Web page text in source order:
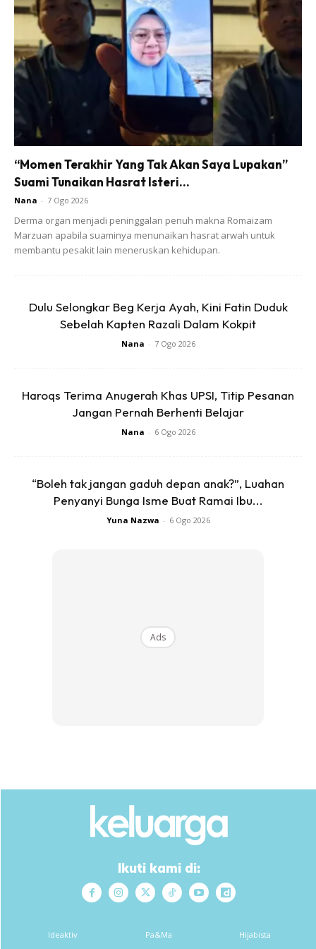
Ads
“Momen Terakhir Yang Tak Akan Saya Lupakan”
Suami Tunaikan Hasrat Isteri...
Nana - 7 Ogo 2026
Derma organ menjadi peninggalan penuh makna Romaizam
Marzuan apabila suaminya menunaikan hasrat arwah untuk
membantu pesakit lain meneruskan kehidupan.
Dulu Selongkar Beg Kerja Ayah, Kini Fatin Duduk
Sebelah Kapten Razali Dalam Kokpit
Nana - 7 Ogo 2026
Haroqs Terima Anugerah Khas UPSI, Titip Pesanan
Jangan Pernah Berhenti Belajar
Nana - 6 Ogo 2026
“Boleh tak jangan gaduh depan anak?”, Luahan
Penyanyi Bunga Isme Buat Ramai Ibu...
Yuna Nazwa - 6 Ogo 2026
Ads
Ikuti kami di:
Ideaktiv Pa&Ma Hijabista